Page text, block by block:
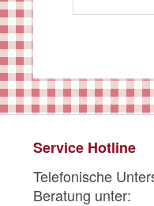
Service Hotline
Telefonische
Beratung unter: